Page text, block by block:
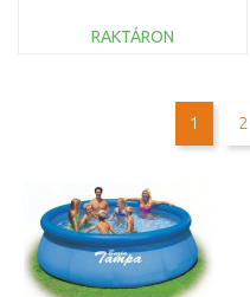
RAKTÁRON
1 2